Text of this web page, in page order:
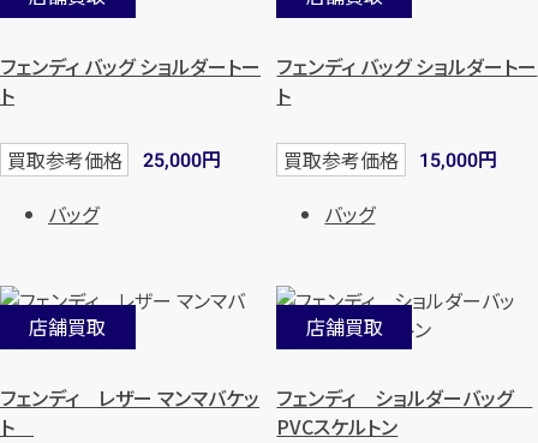
フェンディ バッグ ショルダートー
ト
買取参考価格 25,000円
バッグ
フェンディ バッグ ショルダートー
ト
買取参考価格 15,000円
バッグ
店舗買取
フェンディ レザー マンマバケッ
ト
店舗買取
フェンディ ショルダーバッグ
PVCスケルトン